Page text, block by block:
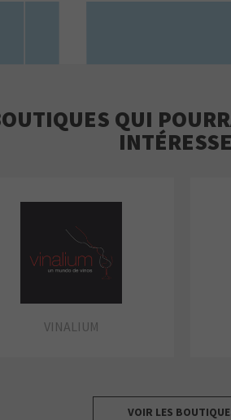
QUI
VINALIUM
VOIR LES